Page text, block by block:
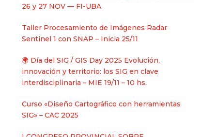
26 y 27 NOV — FI-UBA
Taller Procesamiento de Imágenes Radar
Sentinel 1 con SNAP – Inicia 25/11
🌍 Día del SIG / GIS Day 2025 Evolución,
innovación y territorio: los SIG en clave
interdisciplinaria – MIE 19/11 – 10 hs.
Curso «Diseño Cartográfico con herramientas
SIG» – CAC 2025